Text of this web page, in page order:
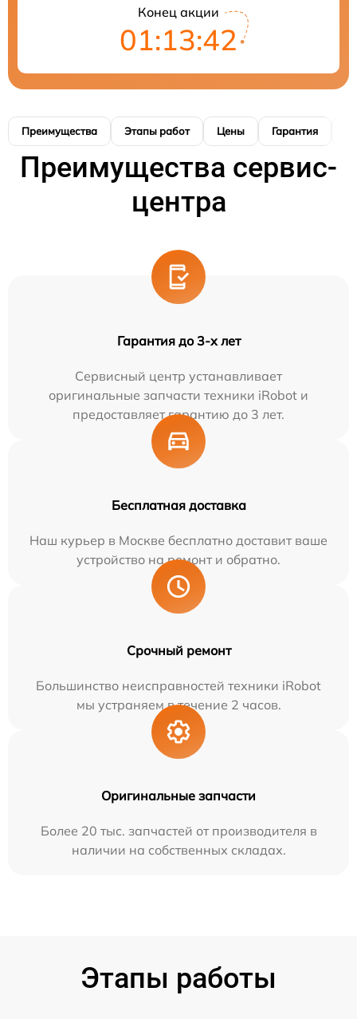
Конец акции
01:13:41
Преимущества Этапы работ Цены Гарантия
Преимущества сервис-
центра
Гарантия до 3-х лет
Сервисный центр устанавливает
оригинальные запчасти техники iRobot и
предоставляет гарантию до 3 лет.
Бесплатная доставка
Наш курьер в Москве бесплатно доставит ваше
устройство на ремонт и обратно.
Срочный ремонт
Большинство неисправностей техники iRobot
мы устраняем в течение 2 часов.
Оригинальные запчасти
Более 20 тыс. запчастей от производителя в
наличии на собственных складах.
Этапы работы